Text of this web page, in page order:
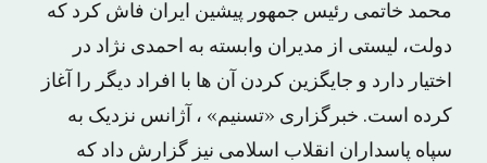
محمد خاتمی رئیس جمهور پیشین ایران فاش کرد که
دولت، لیستی از مدیران وابسته به احمدی نژاد در
اختیار دارد و جایگزین کردن آن ها با افراد دیگر را آغاز
کرده است. خبرگزاری «تسنیم» ، آژانس نزدیک به
سپاه پاسداران انقلاب اسلامی نیز گزارش داد که